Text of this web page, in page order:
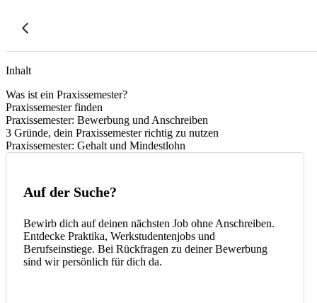
Inhalt
Was ist ein Praxissemester?
Praxissemester finden
Praxissemester: Bewerbung und Anschreiben
3 Gründe, dein Praxissemester richtig zu nutzen
Praxissemester: Gehalt und Mindestlohn
Auf der Suche?
Bewirb dich auf deinen nächsten Job ohne Anschreiben.
Entdecke Praktika, Werkstudentenjobs und
Berufseinstiege. Bei Rückfragen zu deiner Bewerbung
sind wir persönlich für dich da.